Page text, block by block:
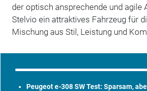
der optisch ansprechende und agile
Stelvio ein attraktives Fahrzeug für
Mischung aus Stil, Leistung und
Peugeot e-308 SW Test: Sparsam,